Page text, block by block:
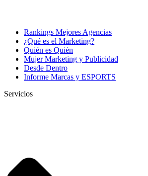
Rankings Mejores Agencias
¿Qué es el Marketing?
Quién es Quién
Mujer Marketing y Publicidad
Desde Dentro
Informe Marcas y ESPORTS
Servicios